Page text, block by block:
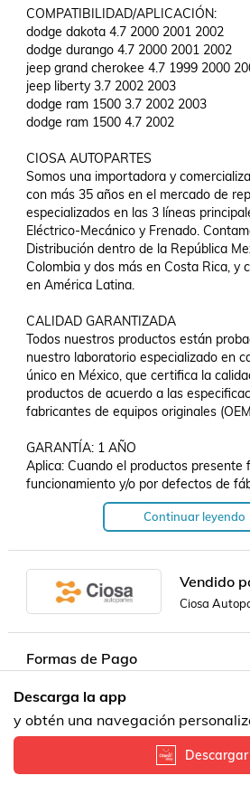
COMPATIBILIDAD/APLICACIÓN:
dodge dakota 4.7 2000 2001 2002
dodge durango 4.7 2000 2001 2002
jeep grand cherokee 4.7 1999 2000
jeep liberty 3.7 2002 2003
dodge ram 1500 3.7 2002 2003
dodge ram 1500 4.7 2002
CIOSA AUTOPARTES
Somos una importadora y
con más 35 años en el mercado de
especializados en las 3 líneas
Eléctrico-Mecánico y Frenado.
Distribución dentro de la República
Colombia y dos más en Costa Rica, y
en América Latina.
CALIDAD GARANTIZADA
Todos nuestros productos están
nuestro laboratorio especializado en
único en México, que certifica la
productos de acuerdo a las
fabricantes de equipos originales
GARANTÍA: 1 AÑO
Aplica: Cuando el productos presente
funcionamiento y/o por defectos de
No aplica cuando:
•El producto fue utilizado en
•El producto fue alterado o
•Presenta mal funcionamiento a
incorrecta.
•El producto no presente falla y/o
SOMOS CIOSA AUTOPARTES
Continuar leyendo
Vendido
Ciosa
Formas de Pago
Descarga la app
y obtén una navegación
Descargar